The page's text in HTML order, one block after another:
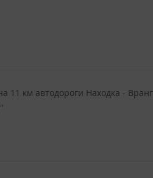
11 км автодороги Находка -